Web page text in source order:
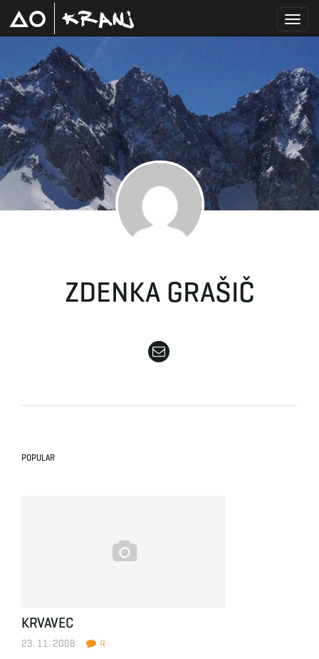
o
g
n
ZDENKA GRAŠIČ
POPULAR
KRVAVEC
23. 11. 2008 4